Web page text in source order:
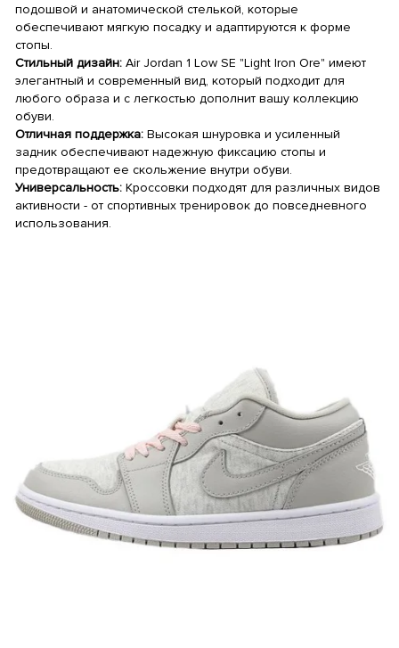
подошвой и анатомической стелькой, которые
обеспечивают мягкую посадку и адаптируются к форме
стопы.
Стильный дизайн: Air Jordan 1 Low SE "Light Iron Ore" имеют
элегантный и современный вид, который подходит для
любого образа и с легкостью дополнит вашу коллекцию
обуви.
Отличная поддержка: Высокая шнуровка и усиленный
задник обеспечивают надежную фиксацию стопы и
предотвращают ее скольжение внутри обуви.
Универсальность: Кроссовки подходят для различных видов
активности - от спортивных тренировок до повседневного
использования.